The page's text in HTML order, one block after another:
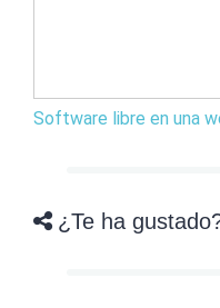
Software libre en una
¿Te ha